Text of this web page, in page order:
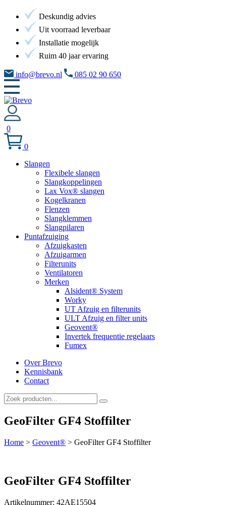
Deskundig advies
Uit voorraad leverbaar
Installatie mogelijk
Ruim 40 jaar ervaring
info@brevo.nl 085 02 90 650
0
0
Slangen
Flexibele slangen
Slangkoppelingen
Lax Vox® slangen
Kogelkranen
Flenzen
Slangklemmen
Slangpilaren
Puntafzuiging
Afzuigkasten
Afzuigarmen
Filterunits
Ventilatoren
Merken
Alsident® System
Worky
UT Afzuig en filterunits
ULT Afzuig en filter units
Geovent®
Invertek frequentie regelaars
Fumex
Over Brevo
Kennisbank
Contact
GeoFilter GF4 Stoffilter
Home > Geovent® > GeoFilter GF4 Stoffilter
GeoFilter GF4 Stoffilter
Artikelnummer: 42AE15504